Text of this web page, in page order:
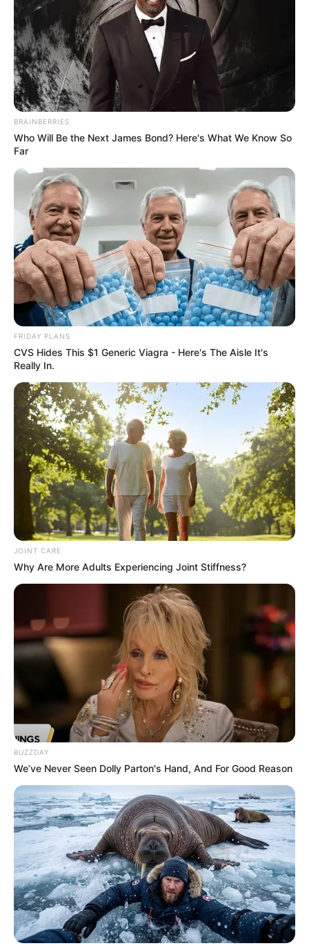
Ακολουθήστε το evianews.com στοGoogle
News
ΤΑ ΠΙΟ ΔΗΜΟΦΙΛΗ
BRAINBERRIES
Who Will Be the Next James Bond? Here's What We Know So
Far
FRIDAY PLANS
CVS Hides This $1 Generic Viagra - Here's The Aisle It's
Really In.
JOINT CARE
Why Are More Adults Experiencing Joint Stiffness?
BUZZDAY
We’ve Never Seen Dolly Parton's Hand, And For Good Reason